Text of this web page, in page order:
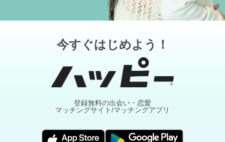
今すぐはじめよう！
登録無料の出会い・恋愛
マッチングサイト/マッチングアプリ